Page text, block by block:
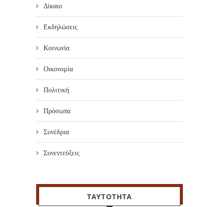
Δίκαιο
Εκδηλώσεις
Κοινωνία
Οικονομία
Πολιτική
Πρόσωπα
Συνέδρια
Συνεντεύξεις
ΤΑΥΤΟΤΗΤΑ